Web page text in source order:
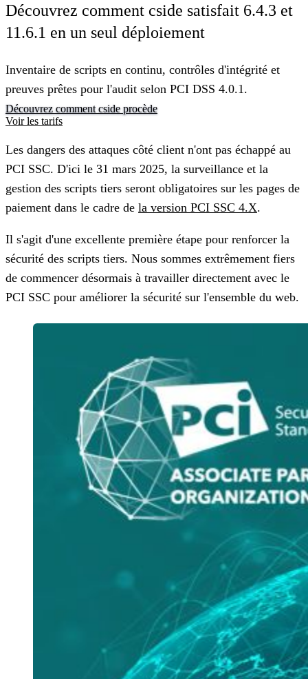
Découvrez comment cside satisfait 6.4.3 et
11.6.1 en un seul déploiement
Inventaire de scripts en continu, contrôles d'intégrité et
preuves prêtes pour l'audit selon PCI DSS 4.0.1.
Découvrez comment cside procède
Voir les tarifs
Les dangers des attaques côté client n'ont pas échappé au
PCI SSC. D'ici le 31 mars 2025, la surveillance et la
gestion des scripts tiers seront obligatoires sur les pages de
paiement dans le cadre de la version PCI SSC 4.X.
Il s'agit d'une excellente première étape pour renforcer la
sécurité des scripts tiers. Nous sommes extrêmement fiers
de commencer désormais à travailler directement avec le
PCI SSC pour améliorer la sécurité sur l'ensemble du web.